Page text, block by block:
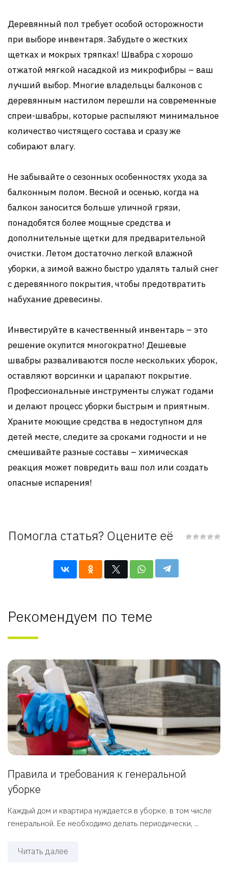
Деревянный пол требует особой осторожности
при выборе инвентаря. Забудьте о жестких
щетках и мокрых тряпках! Швабра с хорошо
отжатой мягкой насадкой из микрофибры – ваш
лучший выбор. Многие владельцы балконов с
деревянным настилом перешли на современные
спреи-швабры, которые распыляют минимальное
количество чистящего состава и сразу же
собирают влагу.
Не забывайте о сезонных особенностях ухода за
балконным полом. Весной и осенью, когда на
балкон заносится больше уличной грязи,
понадобятся более мощные средства и
дополнительные щетки для предварительной
очистки. Летом достаточно легкой влажной
уборки, а зимой важно быстро удалять талый снег
с деревянного покрытия, чтобы предотвратить
набухание древесины.
Инвестируйте в качественный инвентарь – это
решение окупится многократно! Дешевые
швабры разваливаются после нескольких уборок,
оставляют ворсинки и царапают покрытие.
Профессиональные инструменты служат годами
и делают процесс уборки быстрым и приятным.
Храните моющие средства в недоступном для
детей месте, следите за сроками годности и не
смешивайте разные составы – химическая
реакция может повредить ваш пол или создать
опасные испарения!
Помогла статья? Оцените её
Рекомендуем по теме
Правила и требования к генеральной
уборке
Каждый дом и квартира нуждается в уборке, в том числе
генеральной. Ее необходимо делать периодически, ...
Читать далее